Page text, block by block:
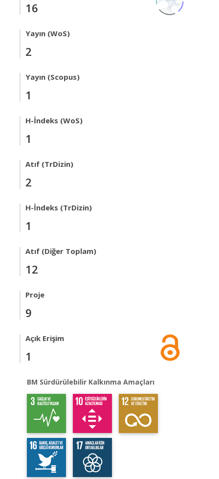
16
Yayın (WoS)
2
Yayın (Scopus)
1
H-İndeks (WoS)
1
Atıf (TrDizin)
2
H-İndeks (TrDizin)
1
Atıf (Diğer Toplam)
12
Proje
9
Açık Erişim
1
BM Sürdürülebilir Kalkınma Amaçları